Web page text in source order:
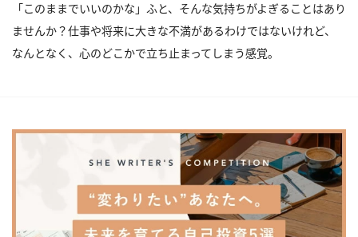
「このままでいいのかな」ふと、そんな気持ちがよぎることはあり
ませんか？仕事や将来に大きな不満があるわけではないけれど、
なんとなく、心のどこかで立ち止まってしまう感覚。